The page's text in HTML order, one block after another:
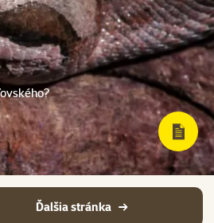
Ďalšia stránka